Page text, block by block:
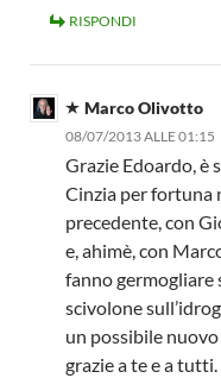
RISPONDI
Marco Olivotto
08/07/2013 ALLE 01:15
Grazie Edoardo, è
Cinzia per fortuna
precedente, con
e, ahimè, con
fanno germogliare
scivolone
un possibile
grazie a te e a tutti.